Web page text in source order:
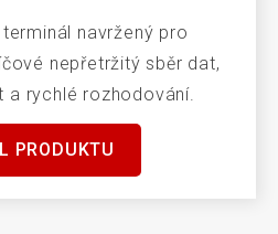
navržený pro
nepřetržitý sběr dat,
a rychlé rozhodování.
PRODUKTU